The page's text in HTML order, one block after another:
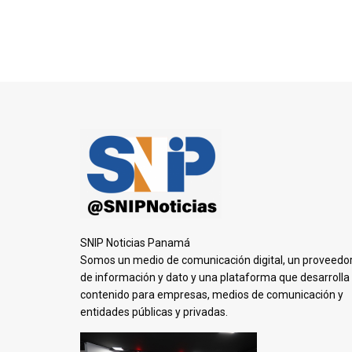
SNIP Noticias Panamá
Somos un medio de comunicación digital, un
de información y dato y una plataforma que desarrolla
contenido para empresas, medios de comunicación y
entidades públicas y privadas.